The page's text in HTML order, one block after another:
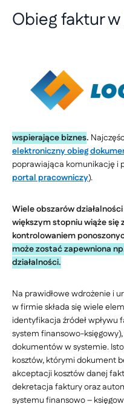
Obieg faktur w
wspierające biznes.
elektroniczny obieg
poprawiająca komunikację i
portal pracowniczy).
Wiele obszarów
większym stopniu wiąże się
kontrolowaniem
może zostać zapewniona
działalności.
Na prawidłowe wdrożenie i
w firmie składa się wiele
identyfikacja źródeł wpływu
system finansowo-
dokumentów w systemie.
kosztów, którymi dokument
akceptacji kosztów danej
dekretacja faktury oraz
systemu finansowo –